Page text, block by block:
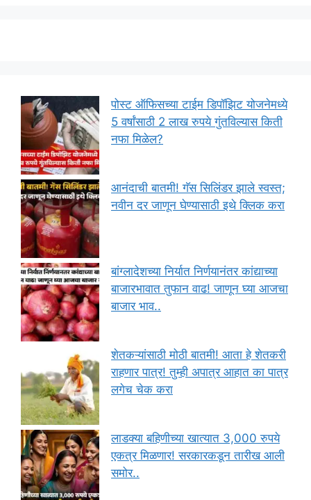
पोस्ट ऑफिसच्या टाईम डिपॉझिट योजनेमध्ये
5 वर्षांसाठी 2 लाख रुपये गुंतविल्यास किती
नफा मिळेल?
आनंदाची बातमी! गॅस सिलिंडर झाले स्वस्त;
नवीन दर जाणून घेण्यासाठी इथे क्लिक करा
बांग्लादेशच्या निर्यात निर्णयानंतर कांद्याच्या
बाजारभावात तुफान वाढ! जाणून घ्या आजचा
बाजार भाव..
शेतकऱ्यांसाठी मोठी बातमी! आता हे शेतकरी
राहणार पात्र! तुम्ही अपात्र आहात का पात्र
लगेच चेक करा
लाडक्या बहिणीच्या खात्यात 3,000 रुपये
एकत्र मिळणार! सरकारकडून तारीख आली
समोर..